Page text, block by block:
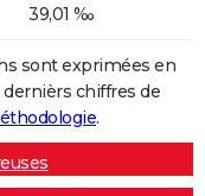
39,01 ‰
sont exprimées en
chiffres de
.